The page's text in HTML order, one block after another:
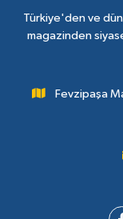
Türkiye'den ve
magazinden
Fevzipaşa